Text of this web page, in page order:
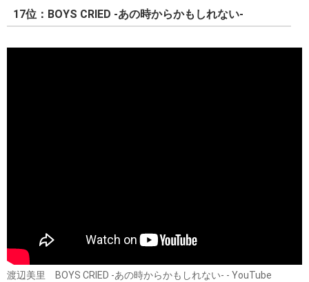
17位：BOYS CRIED ‐あの時からかもしれない‐
渡辺美里 BOYS CRIED ‐あの時からかもしれない‐ - YouTube